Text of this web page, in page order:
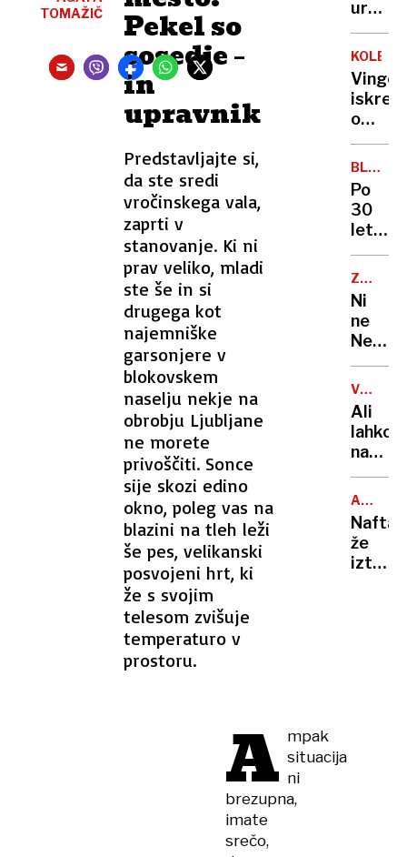
Pekel so
sosedje –
in
upravnik
Predstavljajte si,
da ste sredi
vročinskega vala,
zaprti v
stanovanje. Ki ni
prav veliko, mladi
ste še in si
drugega kot
najemniške
garsonjere v
blokovskem
naselju nekje na
obrobju Ljubljane
ne morete
privoščiti. Sonce
sije skozi edino
okno, poleg vas na
blazini na tleh leži
še pes, velikanski
posvojeni hrt, ki
že s svojim
telesom zvišuje
temperaturo v
prostoru.
TOMAŽIČ
A mpak
situacija
ni
brezupna,
imate
srečo,
v
jih
pot
do
službe
ur
ponoči
otroka
in
grozil
z
o
»Ne
morem
storiti
več«
Lahko
bi
šel
tudi
na
PARK
Po
30
letih
v
Kranju
eden
parkov
ZA
Ni
ne
ne
Češka:
kdo
je
piva?
NEDA
Ali
lahko
na
bloka
na
žaru?
MORJE
Nafta
že
izteka: